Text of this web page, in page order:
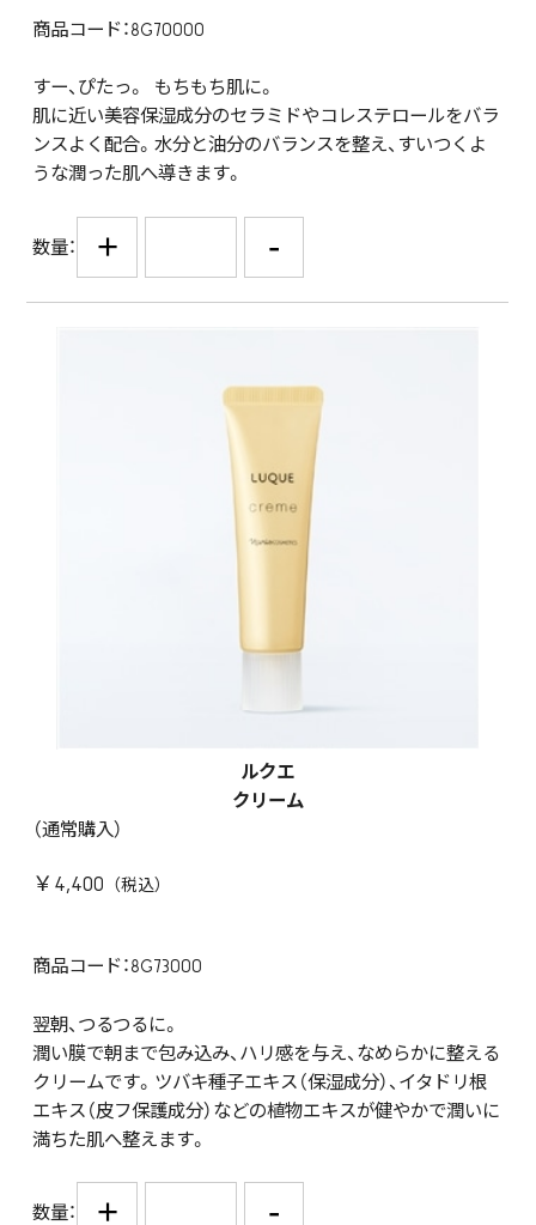
商品コード：8G70000
すー、ぴたっ。 もちもち肌に。
肌に近い美容保湿成分のセラミドやコレステロールをバラ
ンスよく配合。水分と油分のバランスを整え、すいつくよ
うな潤った肌へ導きます。
数量： + -
ルクエ
クリーム
（通常購入）
￥4,400
商品コード：8G73000
翌朝、つるつるに。
潤い膜で朝まで包み込み、ハリ感を与え、なめらかに整える
クリームです。ツバキ種子エキス（保湿成分）、イタドリ根
エキス（皮フ保護成分）などの植物エキスが健やかで潤いに
満ちた肌へ整えます。
数量： + -